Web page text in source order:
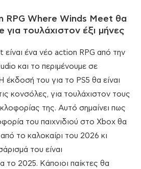
RPG Where Winds Meet θα
για τουλάχιστον έξι μήνες
ένα νέο action RPG από την
και το περιμένουμε σε
έκδοσή του για το PS5 θα είναι
κονσόλες, για τουλάχιστον τους
της. Αυτό σημαίνει πως
του παιχνιδιού στο Xbox θα
το καλοκαίρι του 2026 κι
του είναι
το 2025. Κάποιοι παίκτες θα